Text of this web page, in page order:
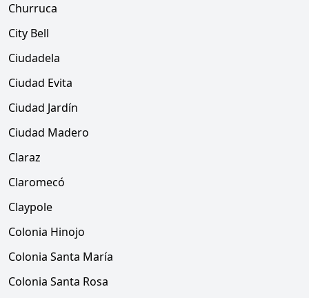
Churruca
City Bell
Ciudadela
Ciudad Evita
Ciudad Jardín
Ciudad Madero
Claraz
Claromecó
Claypole
Colonia Hinojo
Colonia Santa María
Colonia Santa Rosa